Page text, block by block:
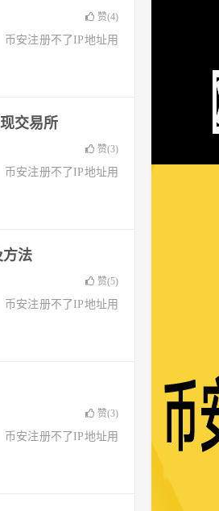
赞(4)
币安注册不了IP地址用
交易所
赞(3)
币安注册不了IP地址用
方法
赞(5)
币安注册不了IP地址用
赞(3)
币安注册不了IP地址用